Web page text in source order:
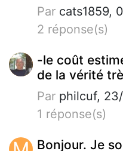
Par cats1859,
2 réponse(s)
-le coût
de la vérité
Par philcuf,
1 réponse(s)
Bonjour. Je